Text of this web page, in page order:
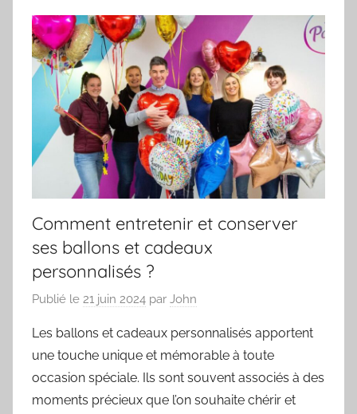
Comment entretenir et conserver
ses ballons et cadeaux
personnalisés ?
Publié le 21 juin 2024 par John
Les ballons et cadeaux personnalisés apportent
une touche unique et mémorable à toute
occasion spéciale. Ils sont souvent associés à des
moments précieux que l’on souhaite chérir et